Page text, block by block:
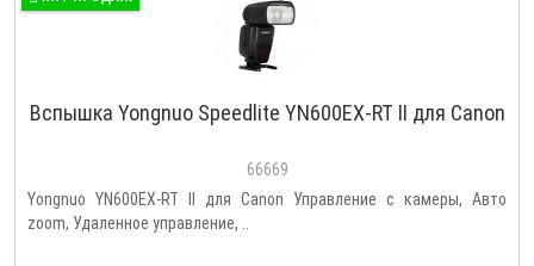
Вспышка Yongnuo Speedlite YN600EX-RT II для Canon
66669
Yongnuo YN600EX-RT II для Canon Управление с камеры, Авто
zoom, Удаленное управление, ..